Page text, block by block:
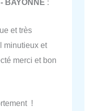
BAYONNE :
et très
minutieux et
merci et bon
!